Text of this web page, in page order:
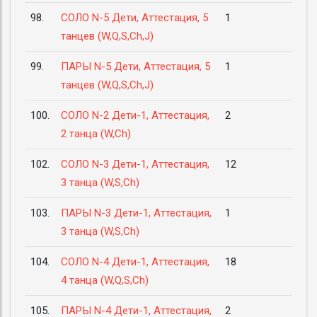
98.
СОЛО N-5 Дети, Аттестация, 5
танцев (W,Q,S,Ch,J)
1
99.
ПАРЫ N-5 Дети, Аттестация, 5
танцев (W,Q,S,Ch,J)
1
100.
СОЛО N-2 Дети-1, Аттестация,
2 танца (W,Ch)
2
102.
СОЛО N-3 Дети-1, Аттестация,
3 танца (W,S,Ch)
12
103.
ПАРЫ N-3 Дети-1, Аттестация,
3 танца (W,S,Ch)
1
104.
СОЛО N-4 Дети-1, Аттестация,
4 танца (W,Q,S,Ch)
18
105. ПАРЫ N-4 Дети-1, Аттестация, 2